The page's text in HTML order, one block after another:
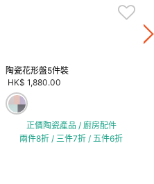
陶瓷花形盤5件裝
HK$ 1,880.00
正價陶瓷產品 / 廚房配件
兩件8折 / 三件7折 / 五件6折